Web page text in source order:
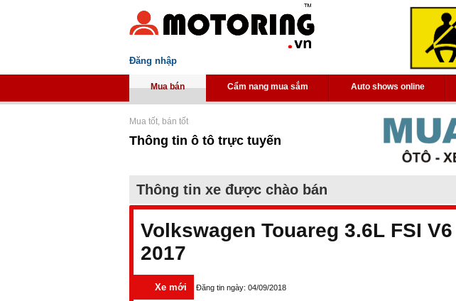
Đăng nhập
Mua bán Cẩm nang mua sắm Auto shows online
Mua tốt, bán tốt
Thông tin ô tô trực tuyến
Thông tin xe được chào bán
Volkswagen Touareg 3.6L FSI V6
2017
Xe mới Đăng tin ngày: 04/09/2018